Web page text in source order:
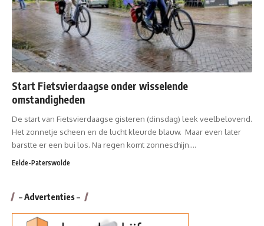
Start Fietsvierdaagse onder wisselende
omstandigheden
De start van Fietsvierdaagse gisteren (dinsdag) leek veelbelovend.
Het zonnetje scheen en de lucht kleurde blauw. Maar even later
barstte er een bui los. Na regen komt zonneschijn.…
Eelde-Paterswolde
– Advertenties –